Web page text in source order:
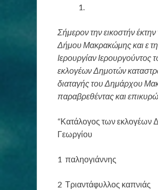
Σήμερον την εικοστήν
Δήμου Μακρακώμης και ε τη
Ιερουργίαν
εκλογέων Δημοτών
διαταγής του Δημάρχου
παραβρεθέντας και
“Κατάλογος των εκλογέων
Γεωργίου
1 παληογιάννης
2 Τριαντάφυλλος καπνιάς